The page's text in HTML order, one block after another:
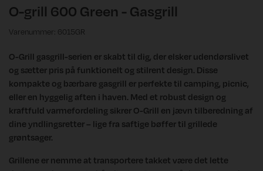
O-grill 600 Green - Gasgrill
Varenummer: 6015GR
O-Grill gasgrill-serien er skabt til dig, der elsker udendørslivet
og sætter pris på funktionelt og stilrent design. Disse
kompakte og bærbare gasgrill er perfekte til camping, picnic,
eller en hyggelig aften i haven. Med et robust design og
kraftfuld varmefordeling sikrer O-Grill en jævn tilberedning af
dine yndlingsretter – lige fra saftige bøffer til grillede
grøntsager.
Grillene er nemme at transportere takket være det lette